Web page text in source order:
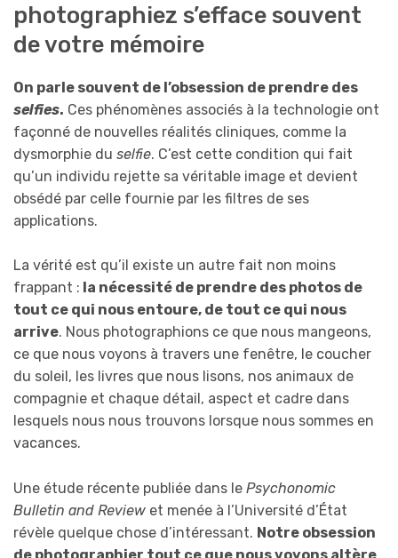
photographiez s’efface souvent
de votre mémoire
On parle souvent de l’obsession de prendre des
selfies. Ces phénomènes associés à la technologie ont
façonné de nouvelles réalités cliniques, comme la
dysmorphie du selfie. C’est cette condition qui fait
qu’un individu rejette sa véritable image et devient
obsédé par celle fournie par les filtres de ses
applications.
La vérité est qu’il existe un autre fait non moins
frappant : la nécessité de prendre des photos de
tout ce qui nous entoure, de tout ce qui nous
arrive. Nous photographions ce que nous mangeons,
ce que nous voyons à travers une fenêtre, le coucher
du soleil, les livres que nous lisons, nos animaux de
compagnie et chaque détail, aspect et cadre dans
lesquels nous nous trouvons lorsque nous sommes en
vacances.
Une étude récente publiée dans le Psychonomic
Bulletin and Review et menée à l’Université d’État
révèle quelque chose d’intéressant. Notre obsession